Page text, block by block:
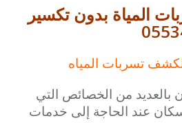
المياة بدون تكسير
تسربات المياه
بالعديد من الخصائص التي
عند الحاجة إلى خدمات